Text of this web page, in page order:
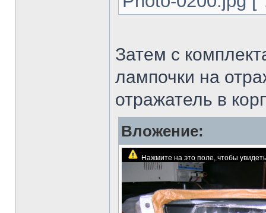
Затем с
лампочки на
отражатель в
Вложение:
Нажмите на это поле, чтобы